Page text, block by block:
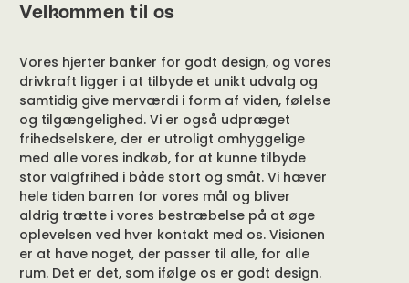
Velkommen til os
Vores hjerter banker for godt design, og vores
drivkraft ligger i at tilbyde et unikt udvalg og
samtidig give merværdi i form af viden, følelse
og tilgængelighed. Vi er også udpræget
frihedselskere, der er utroligt omhyggelige
med alle vores indkøb, for at kunne tilbyde
stor valgfrihed i både stort og småt. Vi hæver
hele tiden barren for vores mål og bliver
aldrig trætte i vores bestræbelse på at øge
oplevelsen ved hver kontakt med os. Visionen
er at have noget, der passer til alle, for alle
rum. Det er det, som ifølge os er godt design.